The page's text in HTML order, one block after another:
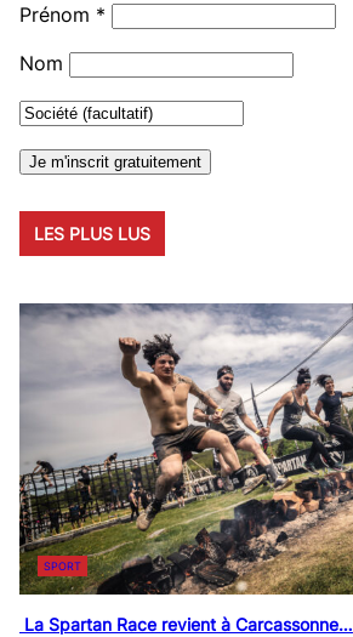
Prénom *
Nom
LES PLUS LUS
SPORT
La Spartan Race revient à Carcassonne…